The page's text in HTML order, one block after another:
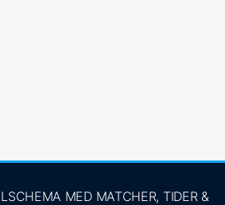
MED MATCHER, TIDER &